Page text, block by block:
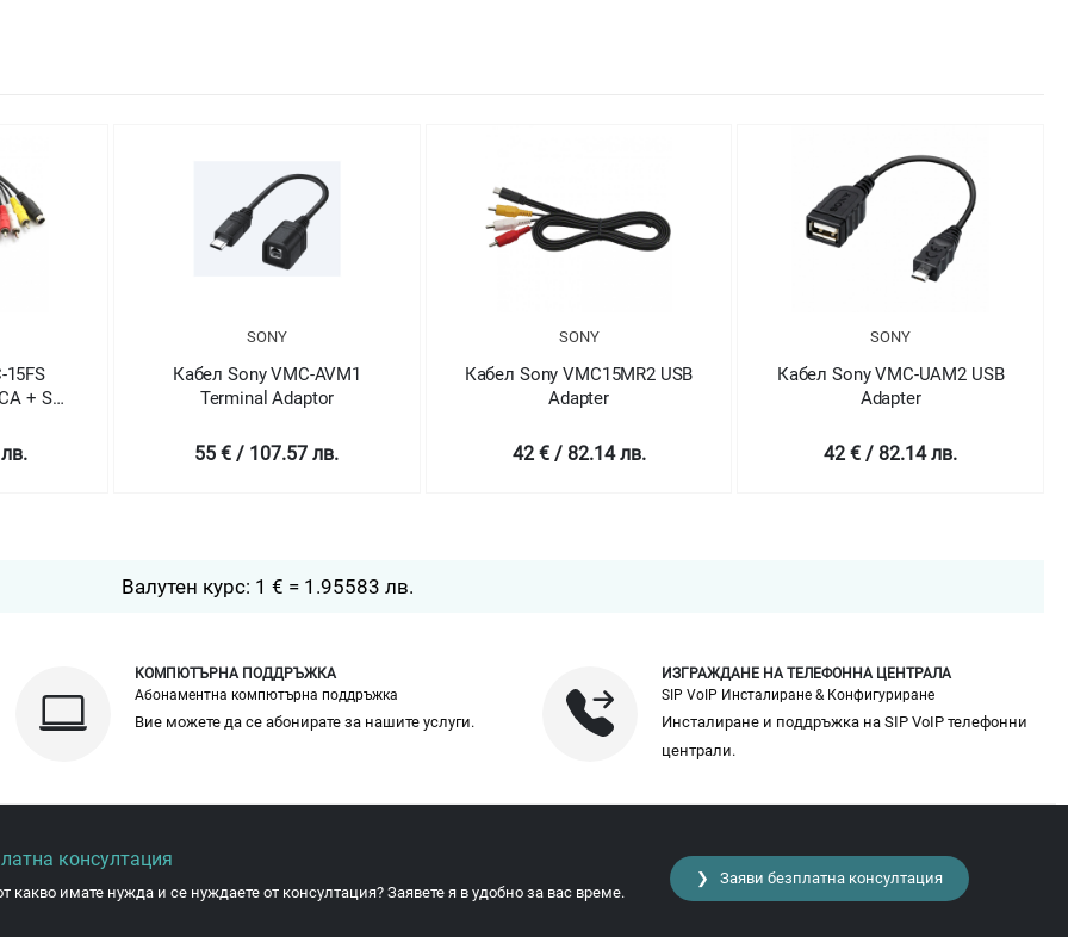
15FS
+ S
SONY
Кабел Sony VMC-AVM1
Terminal Adaptor
55 € / 107.57 лв.
SONY
Кабел Sony VMC15MR2 USB
Adapter
42 € / 82.14 лв.
SONY
Кабел Sony VMC-UAM2 USB
Adapter
42 € / 82.14 лв.
Валутен курс: 1 € = 1.95583 лв.
КОМПЮТЪРНА ПОДДРЪЖКА
Абонаментна компютърна поддръжка
Вие можете да се абонирате за нашите услуги.
ИЗГРАЖДАНЕ НА ТЕЛЕФОННА ЦЕНТРАЛА
SIP VoIP Инсталиране & Конфигуриране
Инсталиране и поддръжка на SIP VoIP телефонни
централи.
консултация
какво имате нужда и се нуждаете от консултация? Заявете я в удобно за вас време.
❯ Заяви безплатна консултация